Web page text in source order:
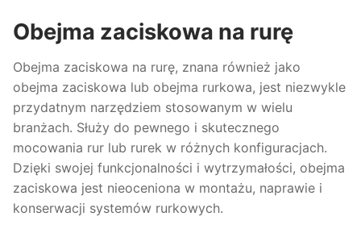
Obejma zaciskowa na rurę
Obejma zaciskowa na rurę, znana również jako
obejma zaciskowa lub obejma rurkowa, jest niezwykle
przydatnym narzędziem stosowanym w wielu
branżach. Służy do pewnego i skutecznego
mocowania rur lub rurek w różnych konfiguracjach.
Dzięki swojej funkcjonalności i wytrzymałości, obejma
zaciskowa jest nieoceniona w montażu, naprawie i
konserwacji systemów rurkowych.